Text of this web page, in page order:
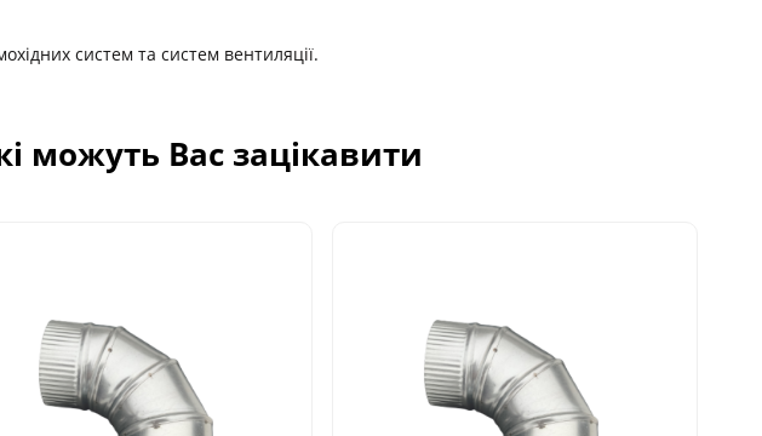
систем та систем вентиляції.
можуть Вас зацікавити